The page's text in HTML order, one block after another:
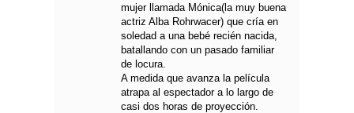
mujer llamada Mónica(la muy buena
actriz Alba Rohrwacer) que cría en
soledad a una bebé recién nacida,
batallando con un pasado familiar
de locura.
A medida que avanza la película
atrapa al espectador a lo largo de
casi dos horas de proyección.